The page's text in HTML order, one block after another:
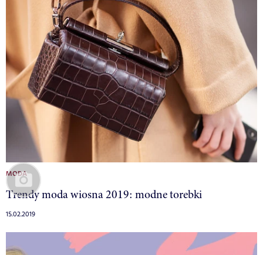
MODA
Trendy moda wiosna 2019: modne torebki
15.02.2019